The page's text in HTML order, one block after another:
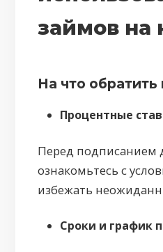
займов на
На что обратить
Процентные
Перед подписанием
ознакомьтесь с
избежать
Сроки и график